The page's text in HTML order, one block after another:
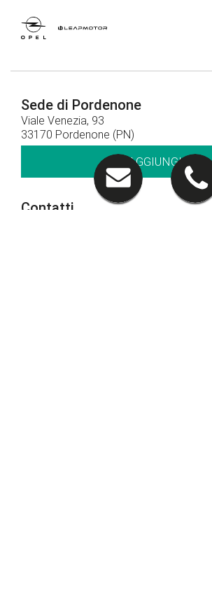
Sede di Pordenone
Viale Venezia, 93
33170 Pordenone (PN)
RAGGIUNGICI
Contatti